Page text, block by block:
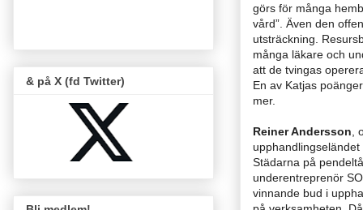
görs för många
vård”. Även den
utsträckning.
många läkare och
att de tvingas
En av Katjas
mer.
Reiner Andersson
Städarna på
underentreprenör
vinnande bud i
& på X (fd Twitter)